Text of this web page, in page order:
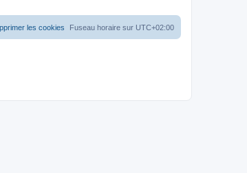
Fuseau horaire sur UTC+02:00
les cookies